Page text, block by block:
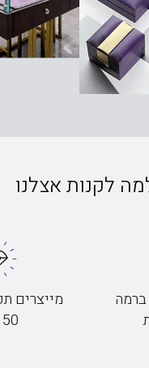
לקנות אצלנו
ברמה
מייצרים
50 שנה